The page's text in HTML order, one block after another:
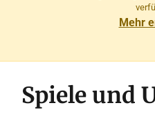
Mehr
Spiele und